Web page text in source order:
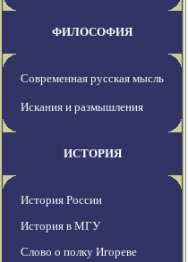
ФИЛОСОФИЯ
Современная русская мысль
Искания и размышления
ИСТОРИЯ
История России
История в МГУ
Слово о полку Игореве